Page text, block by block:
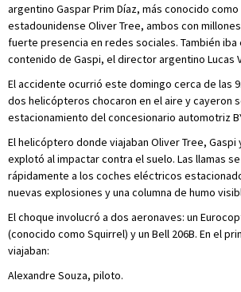
argentino Gaspar Prim Díaz, más conocido como
estadounidense Oliver Tree, ambos con
fuerte presencia en redes sociales. También
contenido de Gaspi, el director argentino Lucas
El accidente ocurrió este domingo cerca de las
dos helicópteros chocaron en el aire y cayeron
estacionamiento del concesionario automotriz
El helicóptero donde viajaban Oliver Tree,
explotó al impactar contra el suelo. Las llamas
rápidamente a los coches eléctricos
nuevas explosiones y una columna de humo
El choque involucró a dos aeronaves: un
(conocido como Squirrel) y un Bell 206B. En el
viajaban:
Alexandre Souza, piloto.